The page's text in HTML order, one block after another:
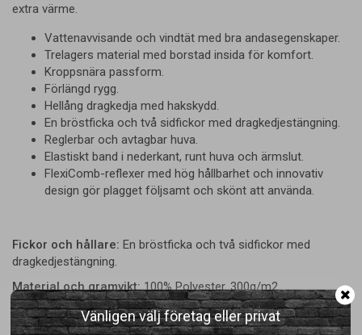
Vänligen välj företag eller privat
extra värme.
Vattenavvisande och vindtät med bra andasegenskaper.
Trelagers material med borstad insida för komfort.
Kroppsnära passform.
Förlängd rygg.
Hellång dragkedja med hakskydd.
En bröstficka och två sidfickor med dragkedjestängning.
Reglerbar och avtagbar huva.
Elastiskt band i nederkant, runt huva och ärmslut.
FlexiComb-reflexer med hög hållbarhet och innovativ
design gör plagget följsamt och skönt att använda.
Fickor och hållare: En bröstficka och två sidfickor med
dragkedjestängning.
Material och gramvikt:100% Polyester. 300g/m2.
Certifierad enligt:EN ISO 20471:2013 XS Klass 2, S->klass 3.